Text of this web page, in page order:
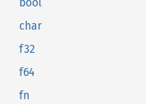
bool
char
f32
f64
fn